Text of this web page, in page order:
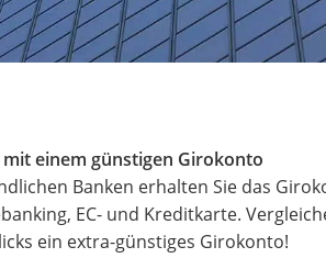
mit einem günstigen Girokonto
Banken erhalten Sie das
EC- und Kreditkarte.
ein extra-günstiges Girokonto!